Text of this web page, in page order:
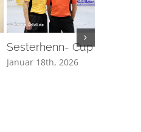
Sesterhenn- Cup
Januar 18th, 2026